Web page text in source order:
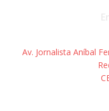
Av. Jornalista Aníbal